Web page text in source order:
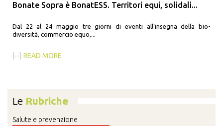
Bonate Sopra è BonatESS. Territori equi, solidali...
Dal 22 al 24 maggio tre giorni di eventi all’insegna della bio-
diversità, commercio equo,...
{···} READ MORE
Le Rubriche
Salute e prevenzione